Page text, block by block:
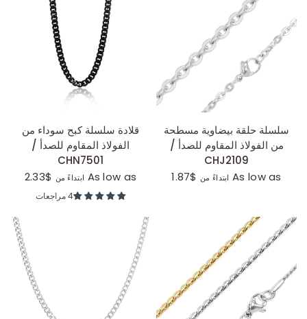
عرض سريع
سلسلة حلقة بيضاوية مسطحة
من الفولاذ المقاوم للصدأ /
CHJ2109
As low as ابتداءً من$1.87
عرض سريع
قلادة سلسلة كبح سوداء من
الفولاذ المقاوم للصدأ /
CHN7501
As low as ابتداءً من $2.33
4 مراجعات